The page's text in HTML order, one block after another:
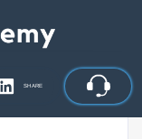
SHARE